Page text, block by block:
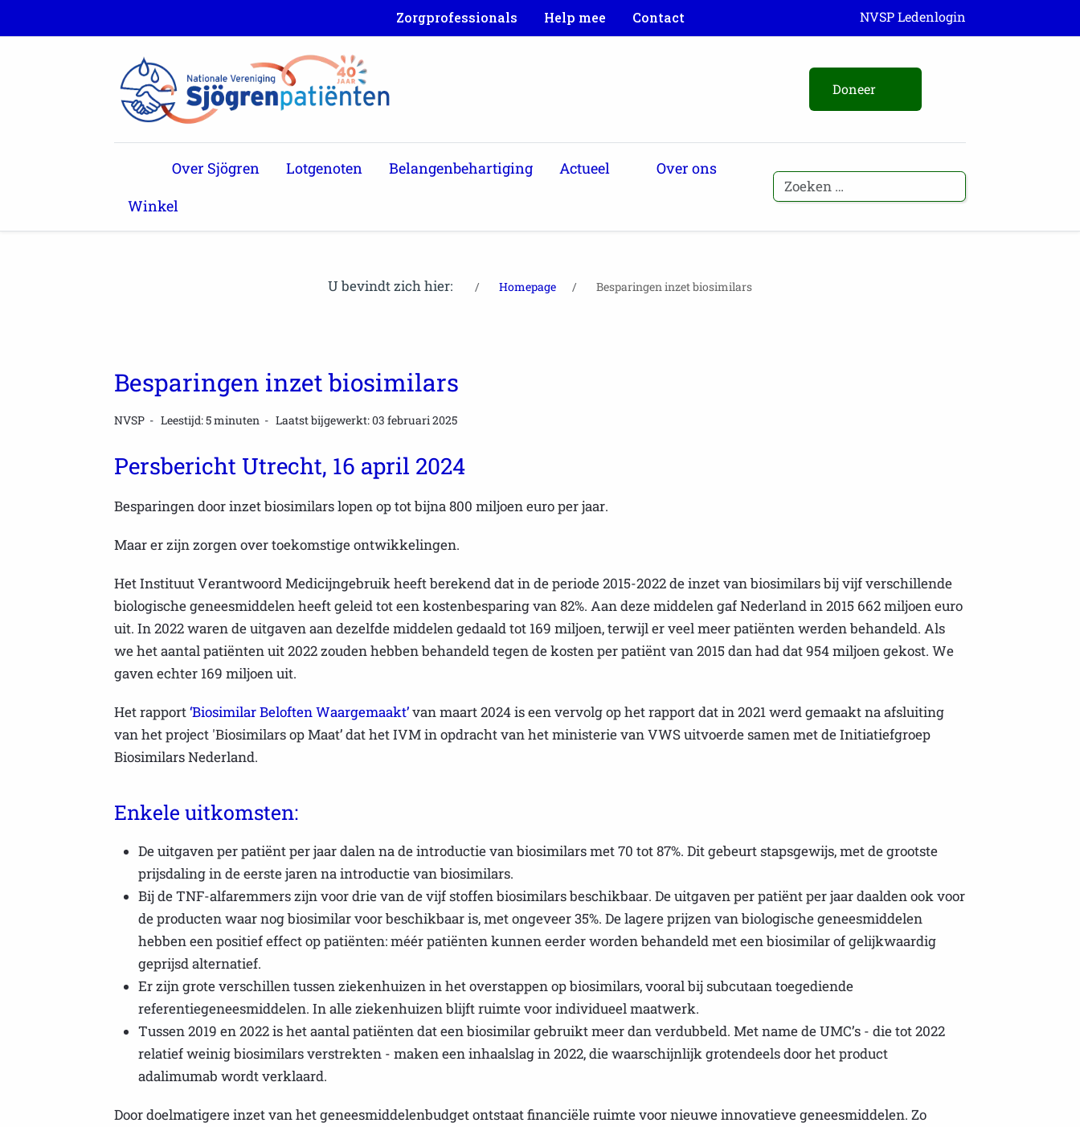
Zorgprofessionals Help mee Contact NVSP Ledenlogin
Doneer
Over Sjögren Lotgenoten Belangenbehartiging Actueel
Over ons
Winkel
U bevindt zich hier: Homepage Besparingen inzet biosimilars
Besparingen inzet biosimilars
NVSP Leestijd: 5 minuten Laatst bijgewerkt: 03 februari 2025
Persbericht Utrecht, 16 april 2024
Besparingen door inzet biosimilars lopen op tot bijna 800 miljoen euro per jaar.
Maar er zijn zorgen over toekomstige ontwikkelingen.
Het Instituut Verantwoord Medicijngebruik heeft berekend dat in de periode 2015-2022 de inzet van biosimilars bij vijf verschillende
biologische geneesmiddelen heeft geleid tot een kostenbesparing van 82%. Aan deze middelen gaf Nederland in 2015 662 miljoen euro
uit. In 2022 waren de uitgaven aan dezelfde middelen gedaald tot 169 miljoen, terwijl er veel meer patiënten werden behandeld. Als
we het aantal patiënten uit 2022 zouden hebben behandeld tegen de kosten per patiënt van 2015 dan had dat 954 miljoen gekost. We
gaven echter 169 miljoen uit.
Het rapport‘Biosimilar Beloften Waargemaakt’van maart 2024 is een vervolg op het rapport dat in 2021 werd gemaakt na afsluiting
van het project 'Biosimilars op Maat’ dat het IVM in opdracht van het ministerie van VWS uitvoerde samen met de Initiatiefgroep
Biosimilars Nederland.
Enkele uitkomsten:
De uitgaven per patiënt per jaar dalen na de introductie van biosimilars met 70 tot 87%. Dit gebeurt stapsgewijs, met de grootste
prijsdaling in de eerste jaren na introductie van biosimilars.
Bij de TNF-alfaremmers zijn voor drie van de vijf stoffen biosimilars beschikbaar. De uitgaven per patiënt per jaar daalden ook voor
de producten waar nog biosimilar voor beschikbaar is, met ongeveer 35%. De lagere prijzen van biologische geneesmiddelen
hebben een positief effect op patiënten: méér patiënten kunnen eerder worden behandeld met een biosimilar of gelijkwaardig
geprijsd alternatief.
Er zijn grote verschillen tussen ziekenhuizen in het overstappen op biosimilars, vooral bij subcutaan toegediende
referentiegeneesmiddelen. In alle ziekenhuizen blijft ruimte voor individueel maatwerk.
Tussen 2019 en 2022 is het aantal patiënten dat een biosimilar gebruikt meer dan verdubbeld. Met name de UMC’s - die tot 2022
relatief weinig biosimilars verstrekten - maken een inhaalslag in 2022, die waarschijnlijk grotendeels door het product
adalimumab wordt verklaard.
Door doelmatigere inzet van het geneesmiddelenbudget ontstaat financiële ruimte voor nieuwe innovatieve geneesmiddelen. Zo